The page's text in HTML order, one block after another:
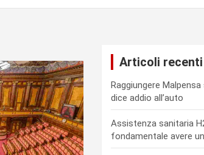
Articoli recenti
Raggiungere
dice addio all’auto
Assistenza sanitaria
fondamentale avere